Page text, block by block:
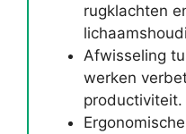
rugklachten
Afwisseling
werken
productiviteit.